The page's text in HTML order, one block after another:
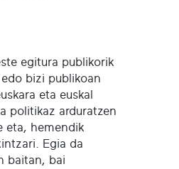
egitura publikorik
bizi publikoan
eta euskal
politikaz arduratzen
eta, hemendik
Egia da
baitan, bai